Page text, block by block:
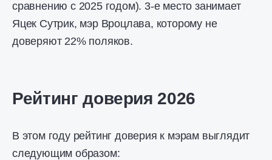
сравнению с 2025 годом). 3-е место занимает
Яцек Сутрик, мэр Вроцлава, которому не
доверяют 22% поляков.
Рейтинг доверия 2026
В этом году рейтинг доверия к мэрам выглядит
следующим образом: